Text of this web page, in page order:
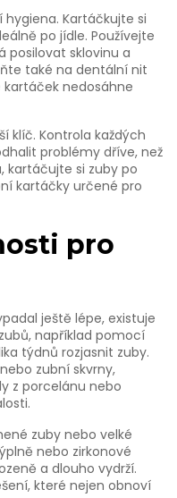
Kartáčkujte si
po jídle. Používejte
posilovat sklovinu a
také na dentální nit
nedosáhne
klíč. Kontrola každých
problémy dříve, než
kartáčujte si zuby po
kartáčky určené pro
pro
ještě lépe, existuje
například pomocí
týdnů rozjasnit zuby.
zubní skvrny,
z porcelánu nebo
zuby nebo velké
nebo zirkonové
a dlouho vydrží.
které nejen obnoví